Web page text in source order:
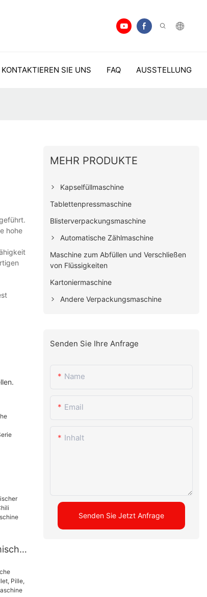
KONTAKTIEREN SIE UNS FAQ AUSSTELLUNG
hohe
MEHR PRODUKTE
Kapselfüllmaschine
Tablettenpressmaschine
Blisterverpackungsmaschine
Automatische Zählmaschine
Maschine zum Abfüllen und Verschließen
von Flüssigkeiten
Kartoniermaschine
Andere Verpackungsmaschine
Senden Sie Ihre Anfrage
Name
Email
Inhalt
Senden Sie Jetzt Anfrage